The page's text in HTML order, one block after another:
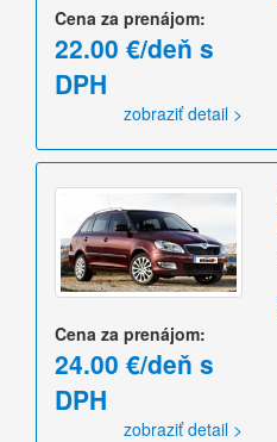
Cena za prenájom:
22.00 €/deň s
DPH
zobraziť detail >
Cena za prenájom:
24.00 €/deň s
DPH
zobraziť detail >